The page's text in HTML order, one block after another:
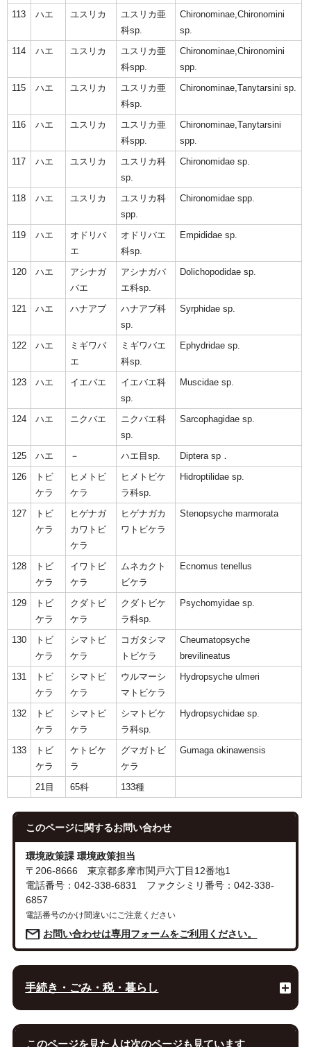
113 ハエ ユスリカ
ユスリカ亜
科sp.
Chironominae,Chironomini
sp.
114
ハエ ユスリカ
ユスリカ亜
科spp.
Chironominae,Chironomini
spp.
115
ハエ ユスリカ
ユスリカ亜
科sp.
Chironominae,Tanytarsini sp.
116 ハエ ユスリカ
ユスリカ亜
科spp.
Chironominae,Tanytarsini
spp.
117
ハエ ユスリカ
ユスリカ科
sp.
Chironomidae sp.
118 ハエ ユスリカ
ユスリカ科
spp.
Chironomidae spp.
119 ハエ
オドリバ
エ
オドリバエ
科sp.
Empididae sp.
120 ハエ
アシナガ
バエ
アシナガバ
エ科sp.
Dolichopodidae sp.
121 ハエ ハナアブ
ハナアブ科
sp.
Syrphidae sp.
122 ハエ
ミギワバ
エ
ミギワバエ
科sp.
Ephydridae sp.
123 ハエ イエバエ
イエバエ科
sp.
Muscidae sp.
124 ハエ ニクバエ
ニクバエ科
sp.
Sarcophagidae sp.
125 ハエ － ハエ目sp.
Diptera sp．
126
トビ
ケラ
ヒメトビ
ケラ
ヒメトビケ
ラ科sp.
Hidroptilidae sp.
127
トビ
ケラ
ヒゲナガ
カワトビ
ケラ
ヒゲナガカ
ワトビケラ
Stenopsyche marmorata
128
トビ
ケラ
イワトビ
ケラ
ムネカクト
ビケラ
Ecnomus tenellus
129
トビ
ケラ
クダトビ
ケラ
クダトビケ
ラ科sp.
Psychomyidae sp.
130
トビ
ケラ
シマトビ
ケラ
コガタシマ
トビケラ
Cheumatopsyche
brevilineatus
131
トビ
ケラ
シマトビ
ケラ
ウルマーシ
マトビケラ
Hydropsyche ulmeri
132
トビ
ケラ
シマトビ
ケラ
シマトビケ
ラ科sp.
Hydropsychidae sp.
133
トビ
ケラ
ケトビケ
ラ
グマガトビ
ケラ
Gumaga okinawensis
21目 65科 133種
このページに関するお問い合わせ
環境政策課 環境政策担当
〒206-8666 東京都多摩市関戸六丁目12番地1
電話番号：042-338-6831 ファクシミリ番号：042-338-
6857
電話番号のかけ間違いにご注意ください
お問い合わせは専用フォームをご利用ください。
手続き・ごみ・税・暮らし
このページを見た人は次のページも見ています